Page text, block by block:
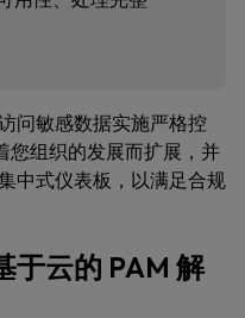
问敏感数据实施严格控
您组织的发展而扩展，并
中式仪表板，以满足合规
于云的 PAM 解